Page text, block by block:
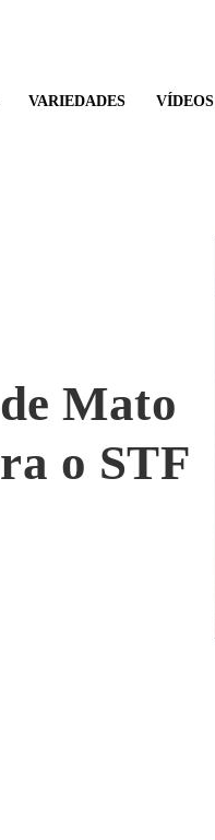
VARIEDADES VÍDEOS
Mato
o STF